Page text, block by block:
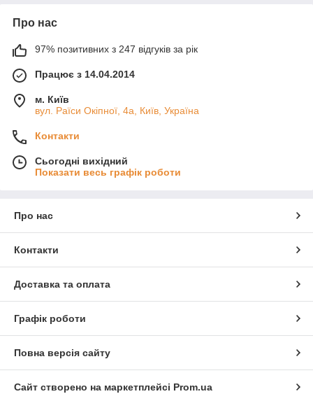
Про нас
97% позитивних з 247 відгуків за рік
Працює з 14.04.2014
м. Київ
вул. Раїси Окіпної, 4а, Київ, Україна
Контакти
Сьогодні вихідний
Показати весь графік роботи
Про нас
Контакти
Доставка та оплата
Графік роботи
Повна версія сайту
Сайт створено на маркетплейсі Prom.ua